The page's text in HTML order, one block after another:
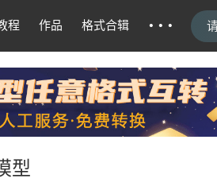
程 作品 格式合辑 ···
型